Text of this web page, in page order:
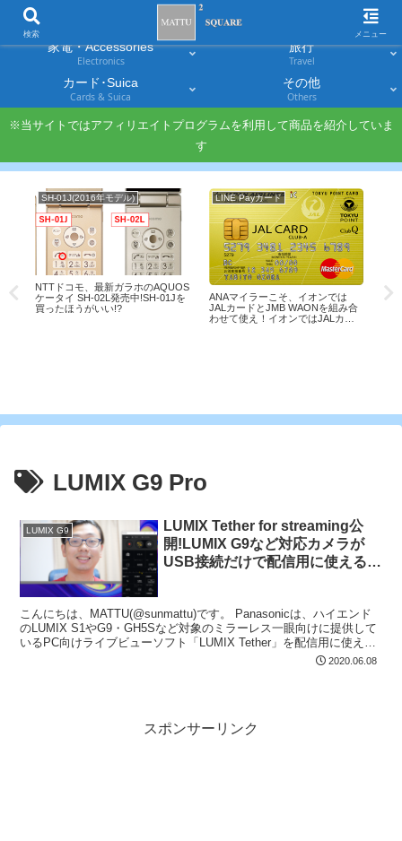
家電・Accessories
Electronics
旅行
Travel
カード･Suica
Cards & Suica
その他
Others
※当サイトではアフィリエイトプログラムを利用して商品を紹介していま
す
SH-01J(2016年モデル)
NTTドコモ、最新ガラホのAQUOS
ケータイ SH-02L発売中!SH-01Jを
買ったほうがいい!?
LINE Payカード
ANAマイラーこそ、イオンでは
JALカードとJMB WAONを組み合
わせて使え！イオンではJALカー
進
「
LUMIX G9 Pro
LUMIX G9
LUMIX Tether for streaming公
開!LUMIX G9など対応カメラが
USB接続だけで配信用に使えるか
こんにちは、MATTU(@sunmattu)です。 Panasonicは、ハイエンド
のLUMIX S1やG9・GH5Sなど対象のミラーレス一眼向けに提供して
いるPC向けライブビューソフト「LUMIX Tether」を配信用に使える
2020.06.08
スポンサーリンク
検索 メニュー